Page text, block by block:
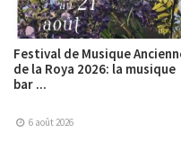
Festival de Musique
de la Roya 2026: la musique
bar ...
6 août 2026